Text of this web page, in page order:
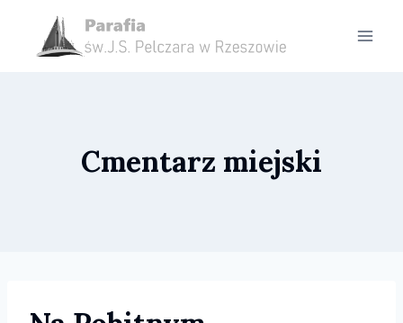
treści
Cmentarz miejski